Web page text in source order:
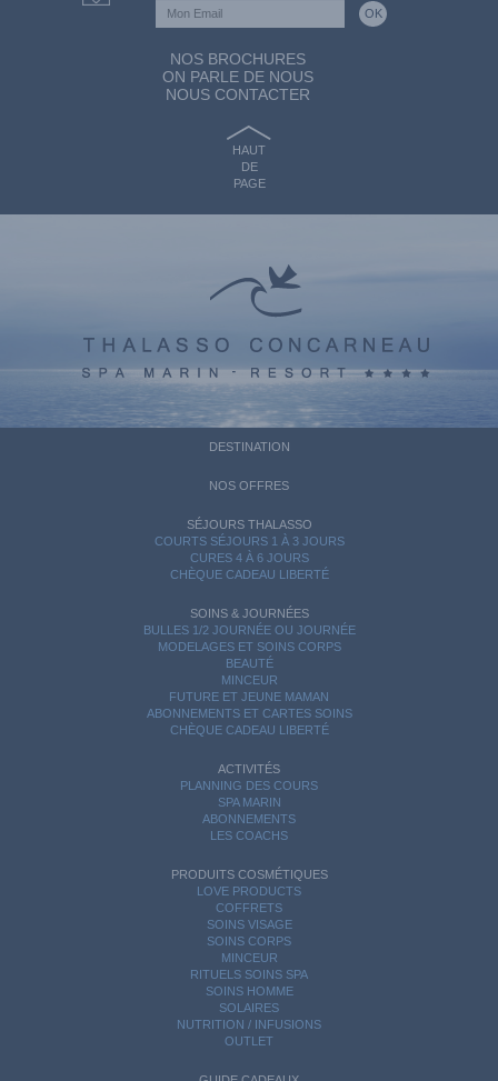
NOS BROCHURES
ON PARLE DE NOUS
NOUS CONTACTER
HAUT
DE
PAGE
DESTINATION
NOS OFFRES
SÉJOURS THALASSO
COURTS SÉJOURS 1 À 3 JOURS
CURES 4 À 6 JOURS
CHÈQUE CADEAU LIBERTÉ
SOINS & JOURNÉES
BULLES 1/2 JOURNÉE OU JOURNÉE
MODELAGES ET SOINS CORPS
BEAUTÉ
MINCEUR
FUTURE ET JEUNE MAMAN
ABONNEMENTS ET CARTES SOINS
CHÈQUE CADEAU LIBERTÉ
ACTIVITÉS
PLANNING DES COURS
SPA MARIN
ABONNEMENTS
LES COACHS
PRODUITS COSMÉTIQUES
LOVE PRODUCTS
COFFRETS
SOINS VISAGE
SOINS CORPS
MINCEUR
RITUELS SOINS SPA
SOINS HOMME
SOLAIRES
NUTRITION / INFUSIONS
OUTLET